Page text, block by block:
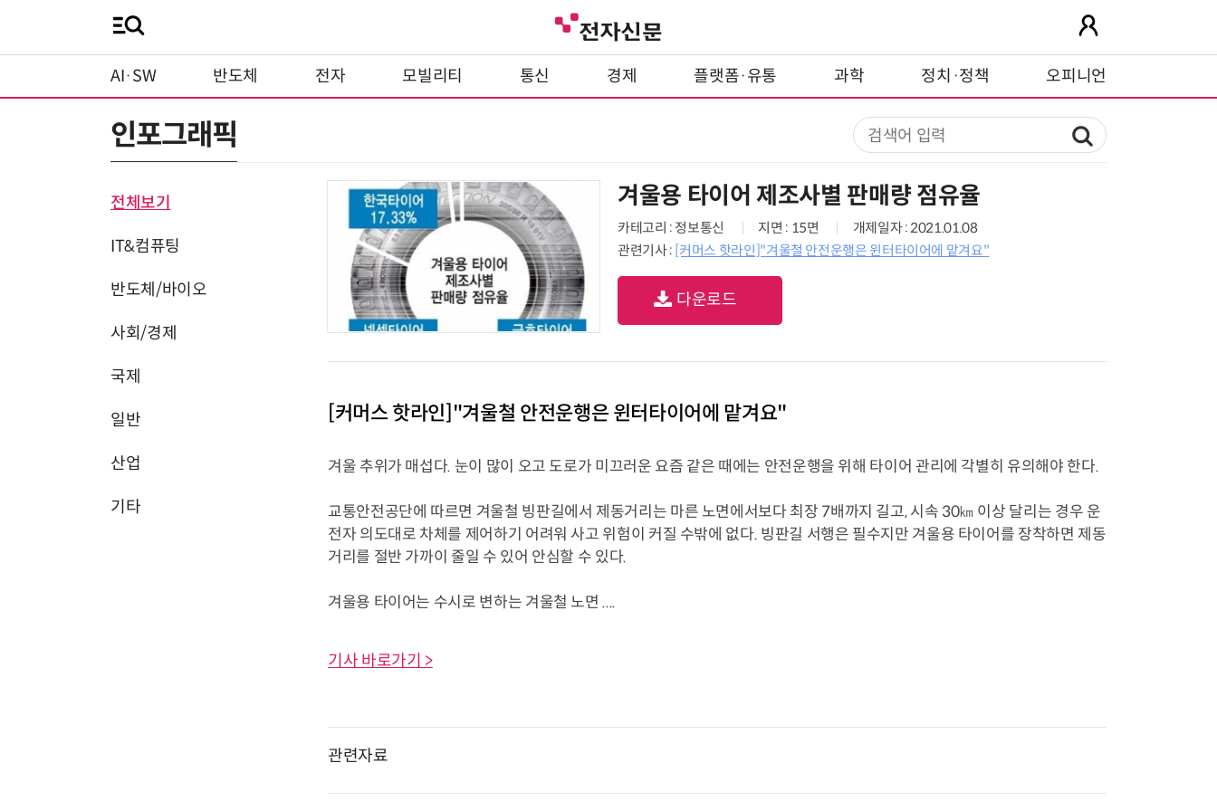
AI·SW 반도체 전자 모빌리티 통신 경제 플랫폼·유통 과학 정치·정책 오피니언
인포그래픽
전체보기
IT&컴퓨팅
반도체/바이오
사회/경제
국제
일반
산업
기타
겨울용 타이어 제조사별 판매량 점유율
카테고리 : 정보통신 지면 : 15면
개제일자 : 2021.01.08
관련기사 : [커머스 핫라인]"겨울철 안전운행은 윈터타이어에 맡겨요"
다운로드
[커머스 핫라인]"겨울철 안전운행은 윈터타이어에 맡겨요"
겨울 추위가 매섭다. 눈이 많이 오고 도로가 미끄러운 요즘 같은 때에는 안전운행을 위해 타이어 관리에 각별히 유의해야 한다.
교통안전공단에 따르면 겨울철 빙판길에서 제동거리는 마른 노면에서보다 최장 7배까지 길고, 시속 30㎞ 이상 달리는 경우 운
전자 의도대로 차체를 제어하기 어려워 사고 위험이 커질 수밖에 없다. 빙판길 서행은 필수지만 겨울용 타이어를 장착하면 제동
거리를 절반 가까이 줄일 수 있어 안심할 수 있다.
겨울용 타이어는 수시로 변하는 겨울철 노면 ....
기사 바로가기 >
관련자료